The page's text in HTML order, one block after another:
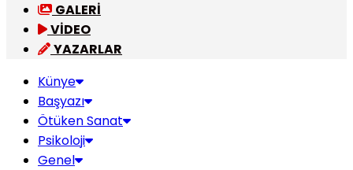
GALERİ
VİDEO
YAZARLAR
Künye
Başyazı
Ötüken Sanat
Psikoloji
Genel